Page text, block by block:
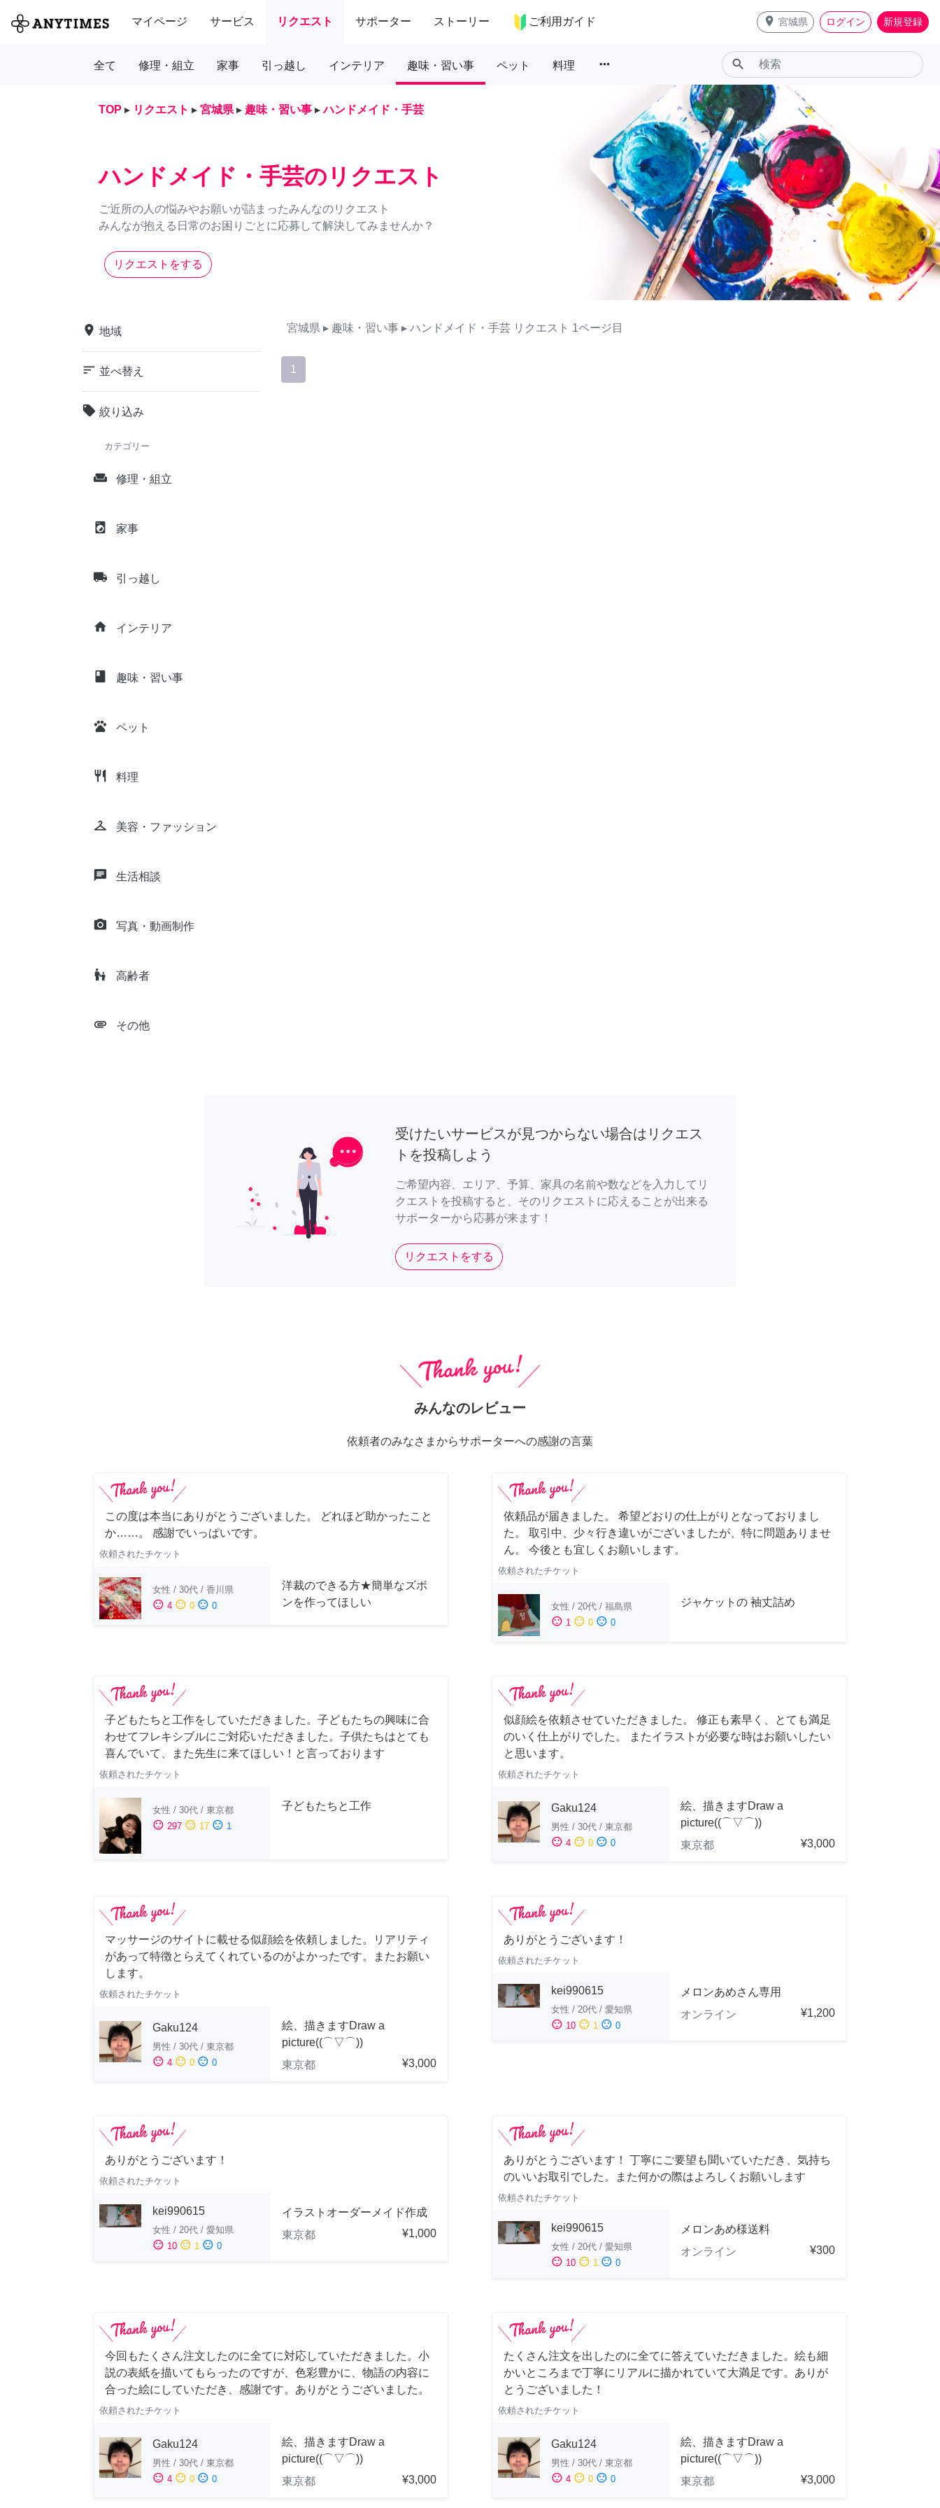
マイページ サービス リクエスト サポーター ストーリー ご利用ガイド place 宮城県 ログイン 新規登録
全て 修理・組立 家事 引っ越し インテリア 趣味・習い事 ペット 料理 more_horiz search
TOP ▸ リクエスト ▸ 宮城県 ▸ 趣味・習い事 ▸ ハンドメイド・手芸
ハンドメイド・手芸のリクエスト
ご近所の人の悩みやお願いが詰まったみんなのリクエスト
みんなが抱える日常のお困りごとに応募して解決してみませんか？
リクエストをする
place 地域
sort 並べ替え
local_offer 絞り込み
カテゴリー
weekend 修理・組立
local_laundry_service 家事
local_shipping 引っ越し
home インテリア
class 趣味・習い事
pets ペット
restaurant 料理
checkroom 美容・ファッション
chat 生活相談
camera_alt 写真・動画制作
escalator_warning 高齢者
attachment その他
宮城県 ▸ 趣味・習い事 ▸ ハンドメイド・手芸 リクエスト 1ページ目
1
受けたいサービスが見つからない場合はリクエス
トを投稿しよう
ご希望内容、エリア、予算、家具の名前や数などを入力してリ
クエストを投稿すると、そのリクエストに応えることが出来る
サポーターから応募が来ます！
リクエストをする
みんなのレビュー
依頼者のみなさまからサポーターへの感謝の言葉
この度は本当にありがとうございました。 どれほど助かったこと
か……。 感謝でいっぱいです。
依頼されたチケット
女性 / 30代 / 香川県
sentiment_satisfied 4 sentiment_neutral 0 sentiment_dissatisfied 0
洋裁のできる方★簡単なズボ
ンを作ってほしい
依頼品が届きました。 希望どおりの仕上がりとなっておりまし
た。 取引中、少々行き違いがございましたが、特に問題ありませ
ん。 今後とも宜しくお願いします。
依頼されたチケット
女性 / 20代 / 福島県
sentiment_satisfied 1 sentiment_neutral 0 sentiment_dissatisfied 0
ジャケットの 袖丈詰め
子どもたちと工作をしていただきました。子どもたちの興味に合
わせてフレキシブルにご対応いただきました。子供たちはとても
喜んでいて、また先生に来てほしい！と言っております
依頼されたチケット
女性 / 30代 / 東京都
sentiment_satisfied 297 sentiment_neutral 17 sentiment_dissatisfied 1
子どもたちと工作
似顔絵を依頼させていただきました。 修正も素早く、とても満足
のいく仕上がりでした。 またイラストが必要な時はお願いしたい
と思います。
依頼されたチケット
Gaku124
男性 / 30代 / 東京都
sentiment_satisfied 4 sentiment_neutral 0 sentiment_dissatisfied 0
絵、描きますDraw a
picture((⌒▽⌒))
東京都
¥3,000
マッサージのサイトに載せる似顔絵を依頼しました。リアリティ
があって特徴とらえてくれているのがよかったです。またお願い
します。
依頼されたチケット
Gaku124
男性 / 30代 / 東京都
sentiment_satisfied 4 sentiment_neutral 0 sentiment_dissatisfied 0
絵、描きますDraw a
picture((⌒▽⌒))
東京都
¥3,000
ありがとうございます！
依頼されたチケット
kei990615
女性 / 20代 / 愛知県
sentiment_satisfied 10 sentiment_neutral 1 sentiment_dissatisfied 0
メロンあめさん専用
オンライン
¥1,200
ありがとうございます！
依頼されたチケット
kei990615
女性 / 20代 / 愛知県
sentiment_satisfied 10 sentiment_neutral 1 sentiment_dissatisfied 0
イラストオーダーメイド作成
東京都
¥1,000
ありがとうございます！ 丁寧にご要望も聞いていただき、気持ち
のいいお取引でした。また何かの際はよろしくお願いします
依頼されたチケット
kei990615
女性 / 20代 / 愛知県
sentiment_satisfied 10 sentiment_neutral 1 sentiment_dissatisfied 0
メロンあめ様送料
オンライン
¥300
今回もたくさん注文したのに全てに対応していただきました。小
説の表紙を描いてもらったのですが、色彩豊かに、物語の内容に
合った絵にしていただき、感謝です。ありがとうございました。
依頼されたチケット
Gaku124
男性 / 30代 / 東京都
sentiment_satisfied 4 sentiment_neutral 0 sentiment_dissatisfied 0
絵、描きますDraw a
picture((⌒▽⌒))
東京都
¥3,000
たくさん注文を出したのに全てに答えていただきました。絵も細
かいところまで丁寧にリアルに描かれていて大満足です。ありが
とうございました！
依頼されたチケット
Gaku124
男性 / 30代 / 東京都
sentiment_satisfied 4 sentiment_neutral 0 sentiment_dissatisfied 0
絵、描きますDraw a
picture((⌒▽⌒))
東京都
¥3,000